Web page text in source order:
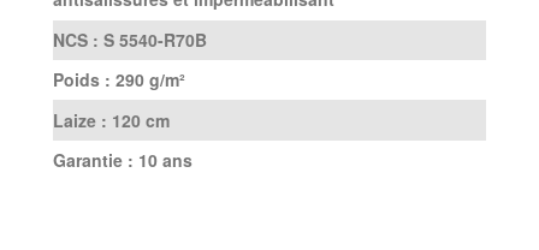
NCS : S 5540-R70B
Poids : 290 g/m²
Laize : 120 cm
Garantie : 10 ans